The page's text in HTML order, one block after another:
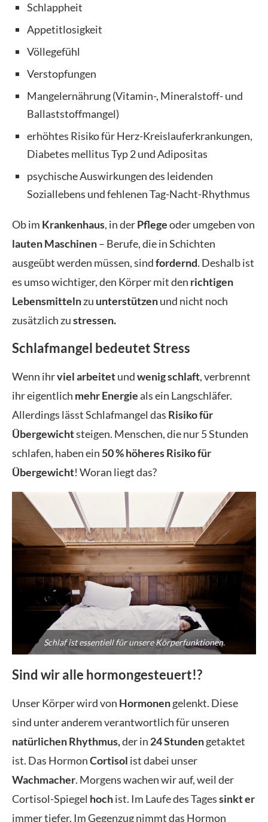
Schlappheit
Appetitlosigkeit
Völlegefühl
Verstopfungen
Mangelernährung (Vitamin-, Mineralstoff- und
Ballaststoffmangel)
erhöhtes Risiko für Herz-Kreislauferkrankungen,
Diabetes mellitus Typ 2 und Adipositas
psychische Auswirkungen des leidenden
Soziallebens und fehlenen Tag-Nacht-Rhythmus
Ob im Krankenhaus, in derPflegeoder umgeben von
lauten Maschinen– Berufe, die in Schichten
ausgeübt werden müssen, sindfordernd. Deshalb ist
es umso wichtiger, den Körper mit den richtigen
Lebensmittelnzu unterstützenund nicht noch
zusätzlich zustressen.
Schlafmangel bedeutet Stress
Wenn ihrviel arbeitetundwenig schlaft, verbrennt
ihr eigentlich mehr Energieals ein Langschläfer.
Allerdings lässt Schlafmangel das Risiko für
Übergewichtsteigen. Menschen, die nur 5 Stunden
schlafen, haben ein 50 % höheres Risiko für
Übergewicht! Woran liegt das?
Schlaf ist essentiell für unsere Körperfunktionen.
Sind wir alle hormongesteuert!?
Unser Körper wird von Hormonengelenkt. Diese
sind unter anderem verantwortlich für unseren
natürlichen Rhythmus,der in 24 Stundengetaktet
ist. Das HormonCortisol ist dabei unser
Wachmacher. Morgens wachen wir auf, weil der
Cortisol-Spiegel hochist. Im Laufe des Tagessinkt er
immer tiefer. Im Gegenzug nimmt das Hormon